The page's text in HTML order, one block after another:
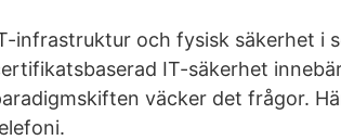
infrastruktur och fysisk säkerhet i
IT-säkerhet
väcker det frågor.